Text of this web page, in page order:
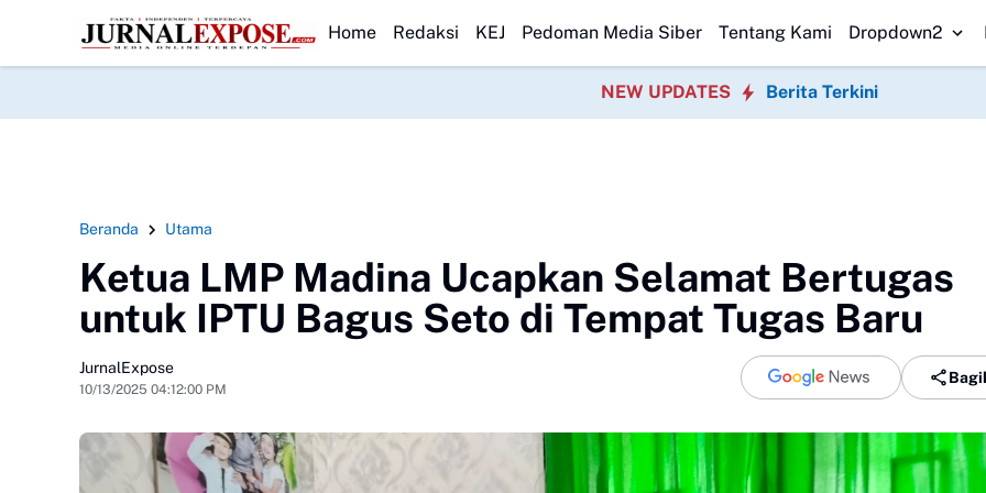
HEADLINE
Danlanal Nias Dampingi Gubernur Sumut Tinjau LahewaHUT ke-23, PPAD Kota Bogor Perkuat Sinergi Pemerintah DPRD Sukabumi
Home Redaksi KEJ Pedoman Media Siber Tentang Kami Dropdown2
NEW UPDATES Berita Terkini
Beranda Utama
Ketua LMP Madina Ucapkan Selamat Bertugas
untuk IPTU Bagus Seto di Tempat Tugas Baru
JurnalExpose
10/13/2025 04:12:00 PM